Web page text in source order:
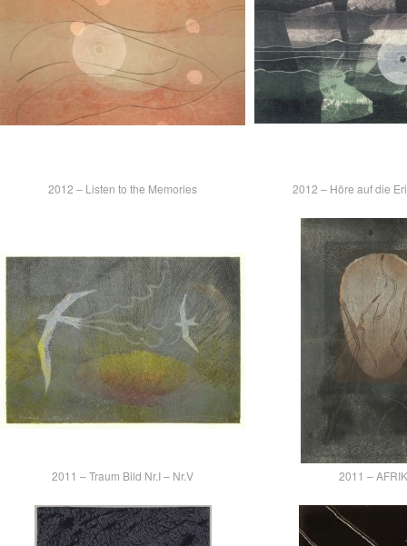
2012 – Listen to the Memories 2012 – Höre auf die
2011 – Traum Bild Nr.I – Nr.V 2011 –